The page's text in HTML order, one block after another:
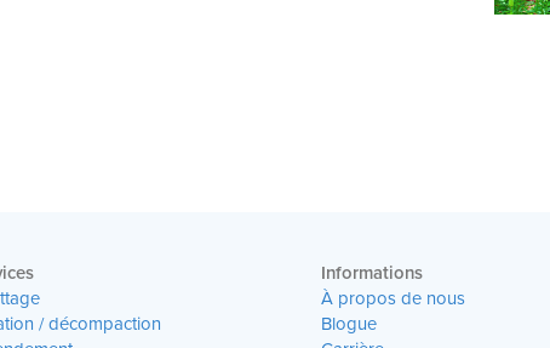
/ décompaction
Informations
À propos de nous
Blogue